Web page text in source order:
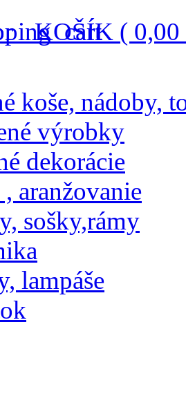
KOŠÍK ( 0,00
koše, nádoby,
výrobky
dekorácie
aranžovanie
sošky,rámy
lampáše